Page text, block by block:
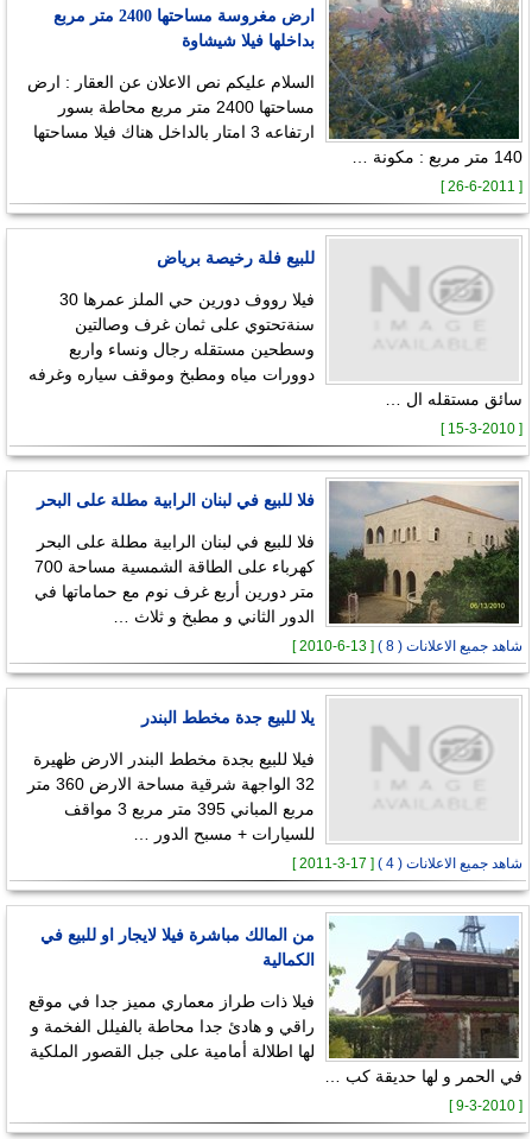
ارض مغروسة مساحتها 2400 متر مربع
بداخلها فيلا شيشاوة
السلام عليكم نص الاعلان عن العقار : ارض
مساحتها 2400 متر مربع محاطة بسور
ارتفاعه 3 امتار بالداخل هناك فيلا مساحتها
140 متر مربع : مكونة …
[ 26-6-2011 ]
للبيع فلة رخيصة برياض
فيلا رووف دورين حي الملز عمرها 30
سنةتحتوي على ثمان غرف وصالتين
وسطحين مستقله رجال ونساء واربع
دوورات مياه ومطبخ وموقف سياره وغرفه
سائق مستقله ال …
[ 15-3-2010 ]
فلا للبيع في لبنان الرابية مطلة على البحر
فلا للبيع في لبنان الرابية مطلة على البحر
كهرباء على الطاقة الشمسية مساحة 700
متر دورين أربع غرف نوم مع حماماتها في
الدور الثاني و مطبخ و ثلاث …
شاهد جميع الاعلانات ( 8 ) [ 13-6-2010 ]
يلا للبيع جدة مخطط البندر
فيلا للبيع بجدة مخطط البندر الارض ظهيرة
32 الواجهة شرقية مساحة الارض 360 متر
مربع المباني 395 متر مربع 3 مواقف
للسيارات + مسبح الدور …
شاهد جميع الاعلانات ( 4 ) [ 17-3-2011 ]
من المالك مباشرة فيلا لايجار او للبيع في
الكمالية
فيلا ذات طراز معماري مميز جدا في موقع
راقي و هادئ جدا محاطة بالفيلل الفخمة و
لها اطلالة أمامية على جبل القصور الملكية
في الحمر و لها حديقة كب …
[ 9-3-2010 ]